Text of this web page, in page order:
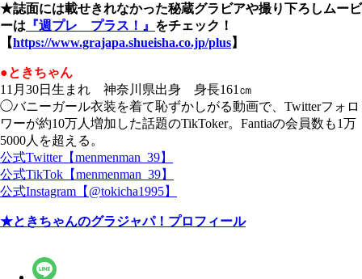
★誌面には載せきれなかった秘蔵グラビアや撮り下ろしムービ
ーは 『週プレ プラス！』 をチェック！
【https://www.grajapa.shueisha.co.jp/plus】
●ときちゃん
11月30日生まれ 神奈川県出身 身長161㎝
◯バニーガール衣装を着て恥ずかしがる動画で、Twitterフォロ
ワーが約10万人増加した話題のTikToker。Fantiaの会員数も1万
5000人を超える。
公式Twitter【menmenman_39】
公式TikTok【menmenman_39】
公式Instagram【@tokicha1995】
★ときちゃんのグラジャパ！プロフィール